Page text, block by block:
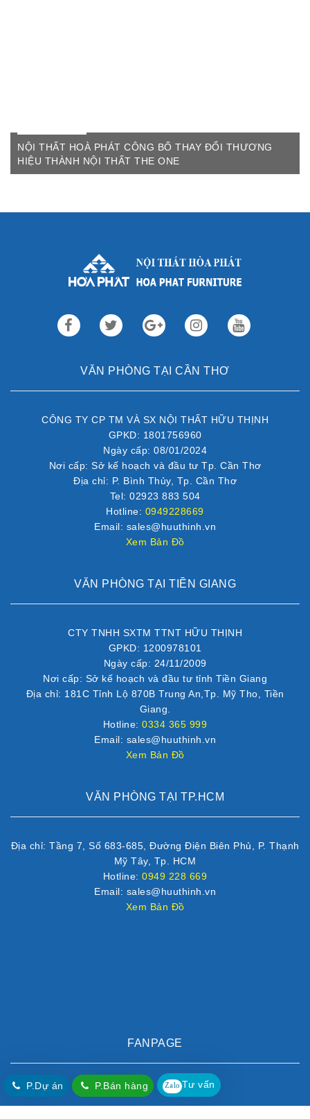
NỘI THẤT HOÀ PHÁT CÔNG BỐ THAY ĐỔI THƯƠNG
HIỆU THÀNH NỘI THẤT THE ONE
VĂN PHÒNG TẠI CẦN THƠ
CÔNG TY CP TM VÀ SX NỘI THẤT HỮU THỊNH
GPKD: 1801756960
Ngày cấp: 08/01/2024
Nơi cấp: Sở kế hoạch và đầu tư Tp. Cần Thơ
Địa chỉ: P. Bình Thủy, Tp. Cần Thơ
Tel: 02923 883 504
Hotline: 0949228669
Email: sales@huuthinh.vn
Xem Bản Đồ
VĂN PHÒNG TẠI TIỀN GIANG
CTY TNHH SXTM TTNT HỮU THỊNH
GPKD: 1200978101
Ngày cấp: 24/11/2009
Nơi cấp: Sở kế hoạch và đầu tư tỉnh Tiền Giang
Địa chỉ: 181C Tỉnh Lộ 870B Trung An,Tp. Mỹ Tho, Tiền
Giang.
Hotline:0334 365 999
Email: sales@huuthinh.vn
Xem Bản Đồ
VĂN PHÒNG TẠI TP.HCM
Địa chỉ: Tầng 7, Số 683-685, Đường Điện Biên Phủ, P. Thạnh
Mỹ Tây, Tp. HCM
Hotline:0949 228 669
Email: sales@huuthinh.vn
Xem Bản Đồ
FANPAGE
P.Dự án P.Bán hàng Zalo Tư vấn